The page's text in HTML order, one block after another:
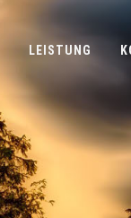
LEISTUNG